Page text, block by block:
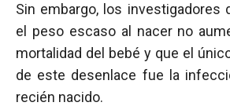
Sin embargo, los investigadores
el peso escaso al nacer no
mortalidad del bebé y que el
de este desenlace fue la
recién nacido.